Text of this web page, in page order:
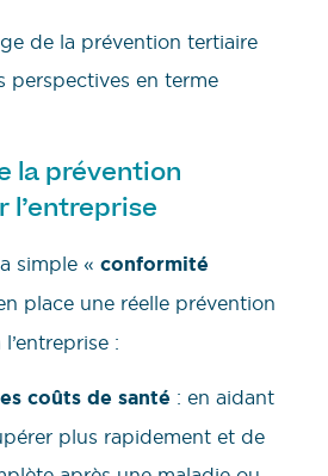
de la prévention tertiaire
perspectives en terme
la prévention
simple « conformité
place une réelle prévention
:
coûts de santé : en aidant
plus rapidement et de